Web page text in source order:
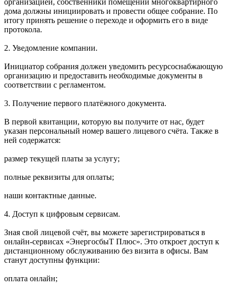
организацией, собственники помещений многоквартирного
дома должны инициировать и провести общее собрание. По
итогу принять решение о переходе и оформить его в виде
протокола.
2. Уведомление компании.
Инициатор собрания должен уведомить ресурсоснабжающую
организацию и предоставить необходимые документы в
соответствии с регламентом.
3. Получение первого платёжного документа.
В первой квитанции, которую вы получите от нас, будет
указан персональный номер вашего лицевого счёта. Также в
ней содержатся:
размер текущей платы за услугу;
полные реквизиты для оплаты;
наши контактные данные.
4. Доступ к цифровым сервисам.
Зная свой лицевой счёт, вы можете зарегистрироваться в
онлайн-сервисах «ЭнергосбыТ Плюс». Это откроет доступ к
дистанционному обслуживанию без визита в офисы. Вам
станут доступны функции:
оплата онлайн;